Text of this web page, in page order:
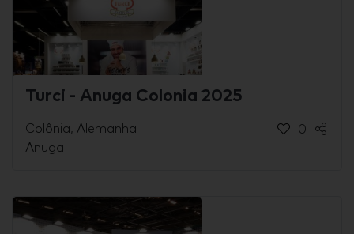
Turci - Anuga Colonia 2025
Colônia, Alemanha
Anuga
0